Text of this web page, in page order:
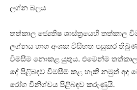
ලග්න බලය
තත්කාල ජ්‍යෙතිෂ ශාස්‌ත්‍රයෙහි තත්කාල
ලග්නය භාග අංශක විසිහත පසුකර
විමසීම නොකළ යුතුය. එමෙන්ම
දේ පිළිබඳව විමසීම් කළ හැකි නමුත් අද
රෝග විනිශ්චය පිළිබඳව කරුණුයි.